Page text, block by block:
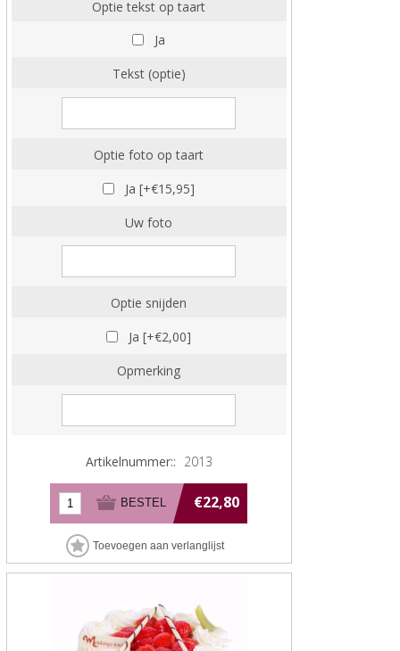
Optie tekst op taart
Ja
Tekst (optie)
Optie foto op taart
Ja [+€15,95]
Uw foto
Optie snijden
Ja [+€2,00]
Opmerking
Artikelnummer:: 2013
€22,80